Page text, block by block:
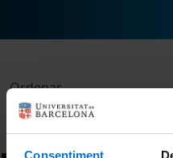
Consentiment
Ordenar